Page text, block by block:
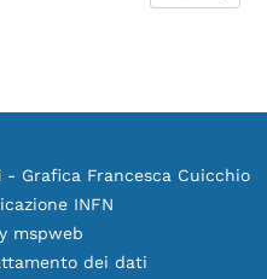
- Grafica Francesca Cuicchio
INFN
mspweb
dei dati